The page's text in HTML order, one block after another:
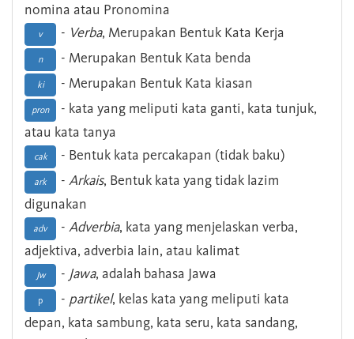
nomina atau Pronomina
v - Verba, Merupakan Bentuk Kata Kerja
n - Merupakan Bentuk Kata benda
ki - Merupakan Bentuk Kata kiasan
pron
- kata yang meliputi kata ganti, kata tunjuk,
atau kata tanya
cak - Bentuk kata percakapan (tidak baku)
ark - Arkais, Bentuk kata yang tidak lazim
digunakan
adv - Adverbia, kata yang menjelaskan verba,
adjektiva, adverbia lain, atau kalimat
Jw - Jawa, adalah bahasa Jawa
p - partikel, kelas kata yang meliputi kata
depan, kata sambung, kata seru, kata sandang,